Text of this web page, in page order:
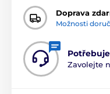
Doprava
Možnosti
Zavolejte